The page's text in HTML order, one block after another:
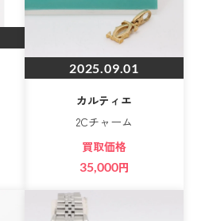
2025.09.01
カルティエ
2Cチャーム
買取価格
35,000円